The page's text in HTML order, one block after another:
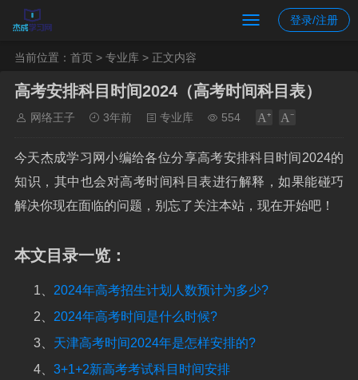
登录/注册
当前位置： 首页 > 专业库 > 正文内容
高考安排科目时间2024（高考时间科目表）
网络王子 3年前 专业库 554
今天杰成学习网小编给各位分享高考安排科目时间2024的
知识，其中也会对高考时间科目表进行解释，如果能碰巧
解决你现在面临的问题，别忘了关注本站，现在开始吧！
本文目录一览：
1、 2024年高考招生计划人数预计为多少?
2、 2024年高考时间是什么时候?
3、 天津高考时间2024年是怎样安排的?
4、 3+1+2新高考考试科目时间安排